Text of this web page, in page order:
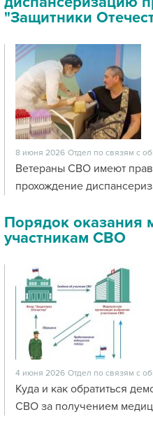
ВРАЧУ
ПРАВОВАЯ ИНФОРМАЦИЯ
"Защитники
8 июня 2026 Отдел по связям с
Ветераны СВО имеют
прохождение
Порядок оказания
участникам СВО
4 июня 2026 Отдел по связям с
Куда и как обратиться
СВО за получением